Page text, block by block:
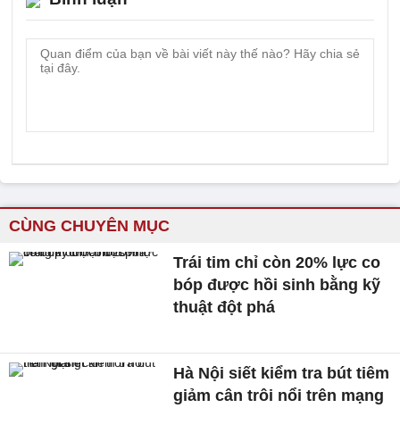
CÙNG CHUYÊN MỤC
Trái tim chỉ còn 20% lực co
bóp được hồi sinh bằng kỹ
thuật đột phá
Hà Nội siết kiểm tra bút tiêm
giảm cân trôi nổi trên mạng